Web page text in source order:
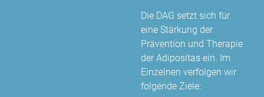
Die DAG setzt sich für
eine Stärkung der
Prävention und Therapie
der Adipositas ein. Im
Einzelnen verfolgen wir
folgende Ziele: